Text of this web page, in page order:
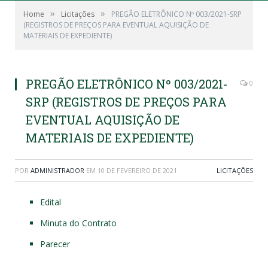
Home » Licitações »
PREGÃO ELETRÔNICO Nº 003/2021-SRP
(REGISTROS DE PREÇOS PARA EVENTUAL AQUISIÇÃO DE
MATERIAIS DE EXPEDIENTE)
PREGÃO ELETRÔNICO Nº 003/2021-
SRP (REGISTROS DE PREÇOS PARA
EVENTUAL AQUISIÇÃO DE
MATERIAIS DE EXPEDIENTE)
0
POR ADMINISTRADOR EM 10 DE FEVEREIRO DE 2021 LICITAÇÕES
Edital
Minuta do Contrato
Parecer